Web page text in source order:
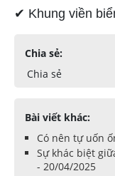
✔ Khung viền
Chia sẻ:
Chia sẻ
Bài viết khác:
Có nên tự uốn
Sự khác biệt
- 20/04/2025